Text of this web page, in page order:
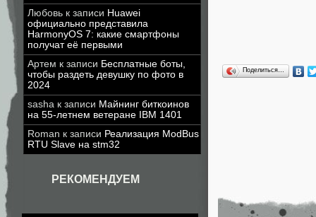
Любовь к записи Huawei
официально представила
HarmonyOS 7: какие смартфоны
получат её первыми
Артем к записи Бесплатные боты,
чтобы раздеть девушку по фото в
2024
sasha к записи Майнинг биткоинов
на 55-летнем ветеране IBM 1401
Roman к записи Реализация ModBus
RTU Slave на stm32
РЕКОМЕНДУЕМ
Поделиться…